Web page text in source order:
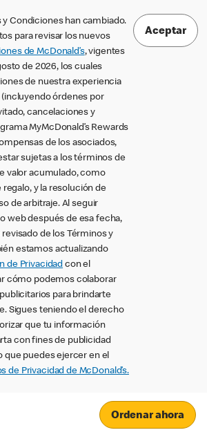
Condiciones han cambiado.
para revisar los nuevos
de McDonald’s, vigentes
de 2026, los cuales
de nuestra experiencia
(incluyendo órdenes por
cancelaciones y
MyMcDonald’s Rewards
de los asociados,
sujetas a los términos de
valor acumulado, como
y la resolución de
de arbitraje. Al seguir
web después de esa fecha,
de los Términos y
estamos actualizando
de Privacidad con el
cómo podemos colaborar
para brindarte
Sigues teniendo el derecho
que tu información
con fines de publicidad
que puedes ejercer en el
de Privacidad de McDonald’s.
Aceptar
Ordenar ahora